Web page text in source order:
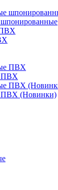
ПВХ
ПВХ (Новинки)